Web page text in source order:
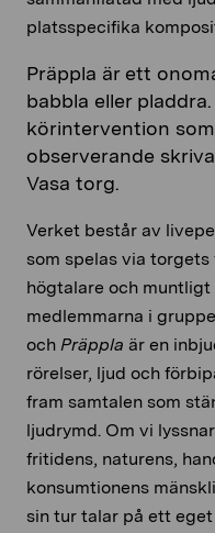
platsspecifika
Präppla är ett
babbla eller
körintervention
observerande
Vasa torg.
Verket består av
som spelas via
högtalare och
medlemmarna i
och Präppla är en
rörelser, ljud och
fram samtalen som
ljudrymd. Om vi
fritidens, naturens,
konsumtionens
sin tur talar på ett